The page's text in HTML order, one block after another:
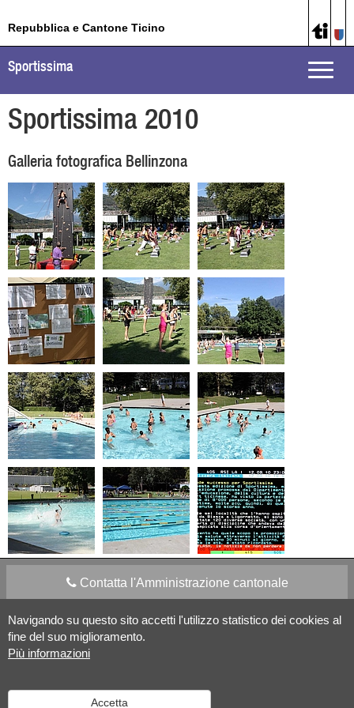
Navigando su questo sito accetti l'utilizzo statistico dei cookies al
fine del suo miglioramento.
Più informazioni
Accetta
Repubblica e Cantone Ticino
Toggle
Sportissima
Sportissima 2010
Galleria fotografica Bellinzona
Contatta l'Amministrazione cantonale
Apps Mobile Social media